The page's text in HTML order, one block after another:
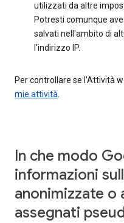
utilizzati da altre
Potresti comunque
salvati nell'ambito di
l'indirizzo IP.
Per controllare se l'Attività
mie attività.
In che modo
informazioni
anonimizzate o
assegnati